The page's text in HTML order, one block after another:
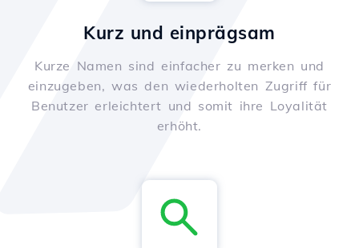
Kurz und einprägsam
Kurze Namen sind einfacher zu merken und
einzugeben, was den wiederholten Zugriff für
Benutzer erleichtert und somit ihre Loyalität
erhöht.